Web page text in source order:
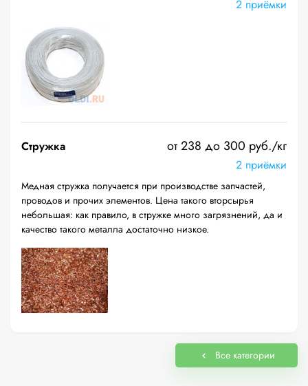
2 приёмки
Стружка от 238 до 300 руб./кг
2 приёмки
Медная стружка получается при производстве запчастей,
проводов и прочих элементов. Цена такого вторсырья
небольшая: как правило, в стружке много загрязнений, да и
качество такого металла достаточно низкое.
Все категории